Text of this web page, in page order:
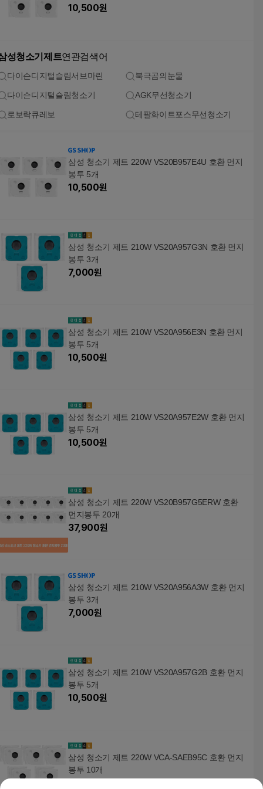
10,500원
성청소기제트연관검색어
다이슨디지털슬림서브마린 북극곰의눈물
다이슨디지털슬림청소기 AGK무선청소기
로보락큐레보 테팔화이트포스무선청소기
삼성 청소기 제트 220W VS20B957E4U 호환 먼지
봉투 5개
10,500원
삼성 청소기 제트 210W VS20A957G3N 호환 먼지
봉투 3개
7,000원
삼성 청소기 제트 210W VS20A956E3N 호환 먼지
봉투 5개
10,500원
삼성 청소기 제트 210W VS20A957E2W 호환 먼지
봉투 5개
10,500원
삼성 청소기 제트 220W VS20B957G5ERW 호환
먼지봉투 20개
37,900원
삼성 청소기 제트 210W VS20A956A3W 호환 먼지
봉투 3개
7,000원
삼성 청소기 제트 210W VS20A957G2B 호환 먼지
봉투 5개
10,500원
삼성 청소기 제트 220W VCA-SAEB95C 호환 먼지
봉투 10개